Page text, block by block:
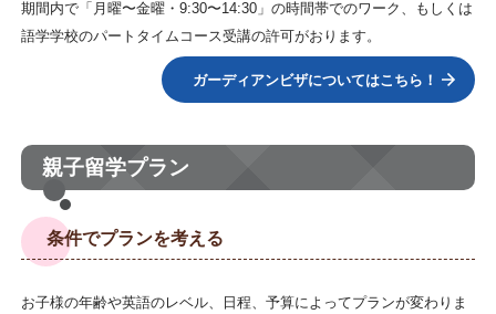
期間内で「月曜〜金曜・9:30〜14:30」の時間帯でのワーク、もしくは
語学学校のパートタイムコース受講の許可がおります。
ガーディアンビザについてはこちら！
親子留学プラン
条件でプランを考える
お子様の年齢や英語のレベル、日程、予算によってプランが変わりま